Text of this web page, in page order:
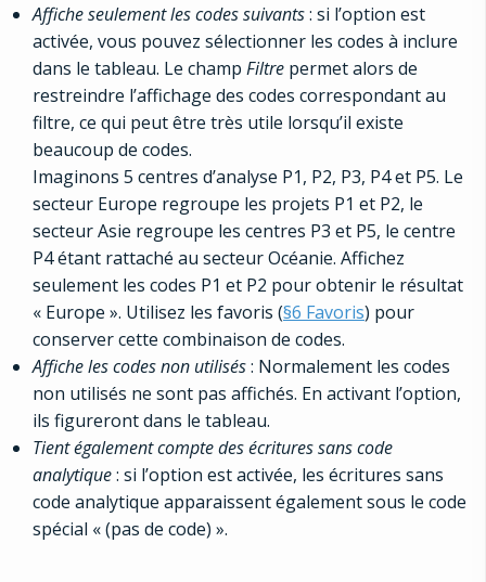
Affiche seulement les codes suivants: si l’option est
activée, vous pouvez sélectionner les codes à inclure
dans le tableau. Le champ Filtre permet alors de
restreindre l’affichage des codes correspondant au
filtre, ce qui peut être très utile lorsqu’il existe
beaucoup de codes.
Imaginons 5 centres d’analyse P1, P2, P3, P4 et P5. Le
secteur Europe regroupe les projets P1 et P2, le
secteur Asie regroupe les centres P3 et P5, le centre
P4 étant rattaché au secteur Océanie. Affichez
seulement les codes P1 et P2 pour obtenir le résultat
« Europe ». Utilisez les favoris (§6 Favoris) pour
conserver cette combinaison de codes.
Affiche les codes non utilisés: Normalement les codes
non utilisés ne sont pas affichés. En activant l’option,
ils figureront dans le tableau.
Tient également compte des écritures sans code
analytique: si l’option est activée, les écritures sans
code analytique apparaissent également sous le code
spécial « (pas de code) ».